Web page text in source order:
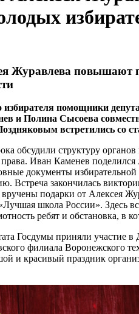
Журавлева повышают
помощники
и Полина Сысоева
встретились со
обсудили структуру
Иван Каменев
документы
Встреча закончилась
подарки от Алексея
школа России». Здесь
ребят и обстановка, в
Госдумы приняли участие в
филиала Воронежского
и красивый праздник